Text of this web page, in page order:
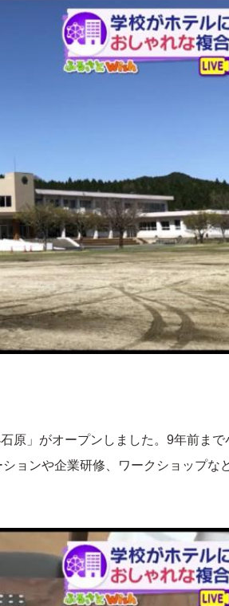
原」がオープンしました。9年前まで
ョンや企業研修、ワークショップな